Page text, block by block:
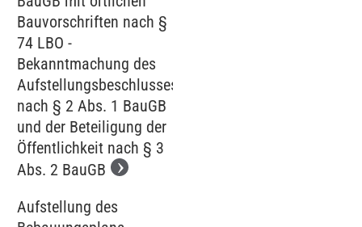
Bauvorschriften nach §
74 LBO -
Bekanntmachung des
Aufstellungsbeschlusses
nach § 2 Abs. 1 BauGB
und der Beteiligung der
Öffentlichkeit nach § 3
Abs. 2 BauGB
Aufstellung des